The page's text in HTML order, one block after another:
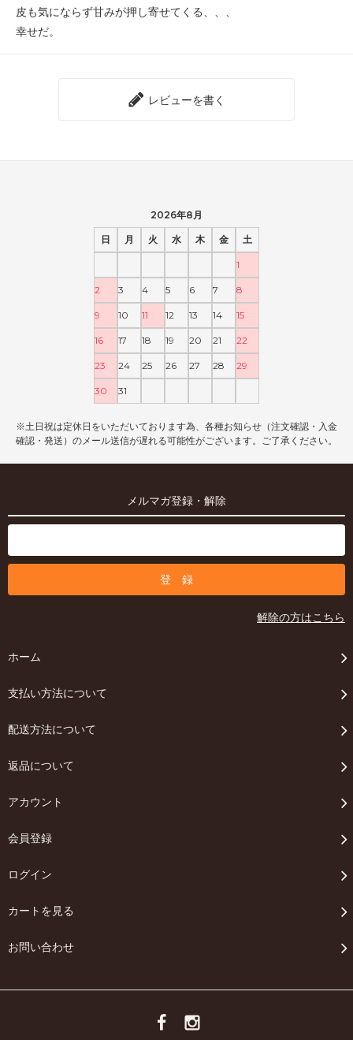
皮も気にならず甘みが押し寄せてくる、、、
幸せだ。
レビューを書く
2026年8月
日 月 火 水 木 金 土
1
2 3 4 5 6 7 8
9 10 11 12 13 14 15
16 17 18 19 20 21 22
23 24 25 26 27 28 29
30 31
※土日祝は定休日をいただいております為、各種お知らせ（注文確認・入金
確認・発送）のメール送信が遅れる可能性がございます。ご了承ください。
メルマガ登録・解除
解除の方はこちら
ホーム
支払い方法について
配送方法について
返品について
アカウント
会員登録
ログイン
カートを見る
お問い合わせ